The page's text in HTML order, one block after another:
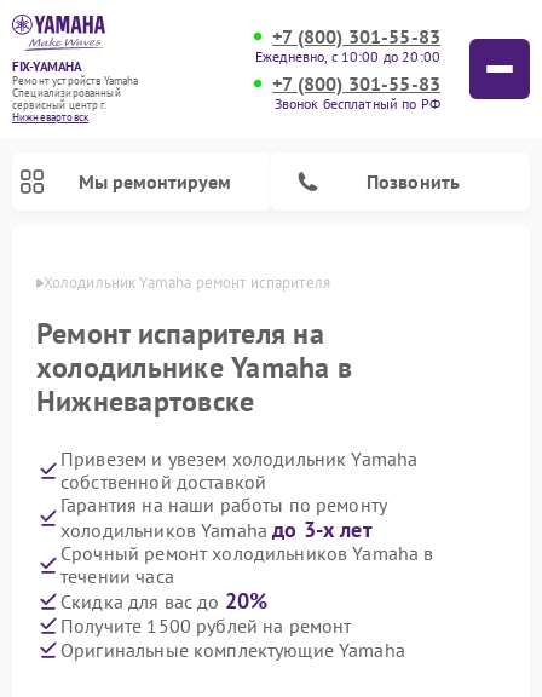
FIX-YAMAHA
Ремонт устройств Yamaha
Специализированный
cервисный центр г.
Нижневартовск
+7 (800) 301-55-83
Ежедневно, с 10:00 до 20:00
+7 (800) 301-55-83
Звонок бесплатный по РФ
Мы ремонтируем Позвонить
Холодильник Yamaha ремонт испарителя
Ремонт испарителя на
холодильнике Yamaha в
Нижневартовске
Привезем и увезем холодильник Yamaha
собственной доставкой
Гарантия на наши работы по ремонту
холодильников Yamahaдо 3-х лет
Срочный ремонт холодильников Yamaha в
течении часа
Скидка для вас до 20%
Получите 1500 рублей на ремонт
Оригинальные комплектующие Yamaha